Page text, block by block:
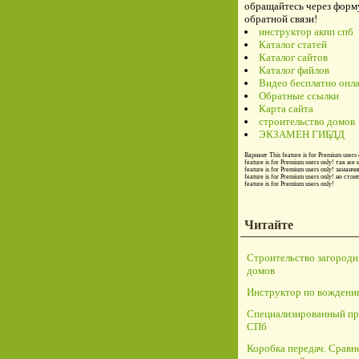
обращайтесь через
обратной связи!
инструктор акпп спб
Каталог статей
Каталог сайтов
Каталог файлов
Видео бесплатно
Обратные ссылки
Карта сайта
строительство домов
ЭКЗАМЕН ГИБДД
Вариант This feature is for Premium users
feature is for Premium users only! так же
feature is for Premium users only!
feature is for Premium users only! но
feature is for Premium users only!
Читайте
Строительство
домов
Инструктор по
Специализированный
СПб
Коробка передач.